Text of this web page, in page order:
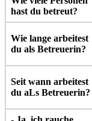
hast du betreut?
Wie lange arbeitest
du als Betreuerin?
Seit wann arbeitest
du aLs Betreuerin?